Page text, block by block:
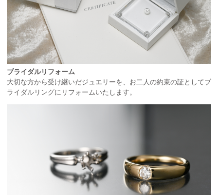
ブライダルリフォーム
大切な方から受け継いだジュエリーを、お二人の約束の証としてブ
ライダルリングにリフォームいたします。